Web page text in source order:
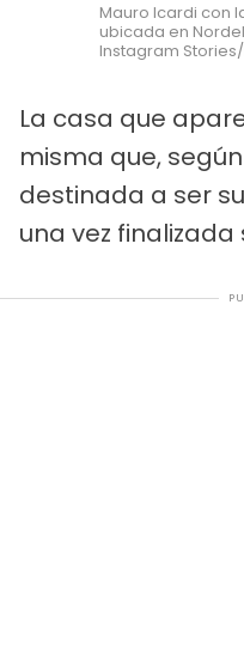
Mauro Icardi con
ubicada en
Instagram
La casa que
misma que,
destinada a ser
una vez